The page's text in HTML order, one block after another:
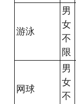
游泳
男
女
不
限
网球
男
女
不